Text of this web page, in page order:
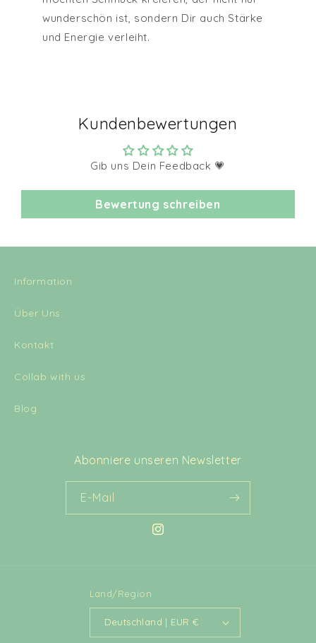
wunderschön ist, sondern Dir auch Stärke
und Energie verleiht.
Kundenbewertungen
Gib uns Dein Feedback 💗
Bewertung schreiben
Information
Über Uns
Kontakt
Collab with us
Blog
Abonniere unseren Newsletter
E-Mail
Instagram
Land/Region
Deutschland | EUR €